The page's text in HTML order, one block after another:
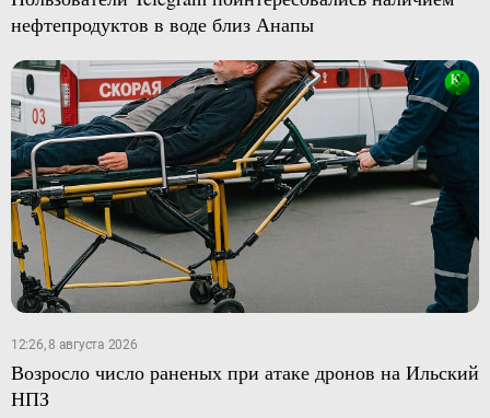
нефтепродуктов в воде близ Анапы
12:26, 8 августа 2026
Возросло число раненых при атаке дронов на Ильский
НПЗ